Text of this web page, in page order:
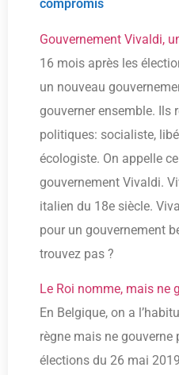
compromis
Gouvernement Vivaldi,
16 mois après les
un nouveau
gouverner ensemble. Ils
politiques: socialiste,
écologiste. On appelle
gouvernement Vivaldi.
italien du 18e siècle.
pour un gouvernement
trouvez pas ?
Le Roi nomme, mais ne
En Belgique, on a
règne mais ne
élections du 26 mai